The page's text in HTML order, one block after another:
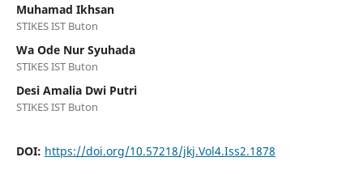
Muhamad Ikhsan
STIKES IST Buton
Wa Ode Nur Syuhada
STIKES IST Buton
Desi Amalia Dwi Putri
STIKES IST Buton
DOI: https://doi.org/10.57218/jkj.Vol4.Iss2.1878